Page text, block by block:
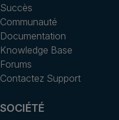
Succès
Communauté
Documentation
Knowledge Base
Forums
Contactez Support
SOCIÉTÉ